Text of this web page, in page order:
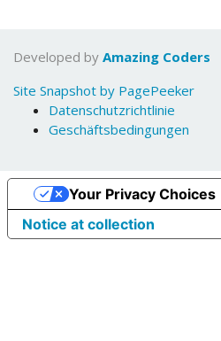
Developed by Amazing Coders
Site Snapshot by PagePeeker
Datenschutzrichtlinie
Geschäftsbedingungen
Notice at collection
Your Privacy Choices